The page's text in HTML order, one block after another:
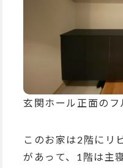
玄関ホール正面のフ
このお家は2階にリ
があって、1階は主